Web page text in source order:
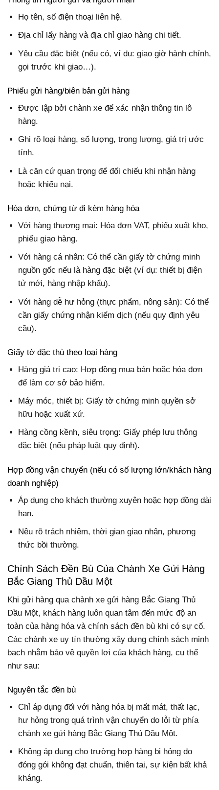
Họ tên, số điện thoại liên hệ.
Địa chỉ lấy hàng và địa chỉ giao hàng chi tiết.
Yêu cầu đặc biệt (nếu có, ví dụ: giao giờ hành chính,
gọi trước khi giao…).
Phiếu gửi hàng/biên bản gửi hàng
Được lập bởi chành xe để xác nhận thông tin lô
hàng.
Ghi rõ loại hàng, số lượng, trọng lượng, giá trị ước
tính.
Là căn cứ quan trọng để đối chiếu khi nhận hàng
hoặc khiếu nại.
Hóa đơn, chứng từ đi kèm hàng hóa
Với hàng thương mại: Hóa đơn VAT, phiếu xuất kho,
phiếu giao hàng.
Với hàng cá nhân: Có thể cần giấy tờ chứng minh
nguồn gốc nếu là hàng đặc biệt (ví dụ: thiết bị điện
tử mới, hàng nhập khẩu).
Với hàng dễ hư hỏng (thực phẩm, nông sản): Có thể
cần giấy chứng nhận kiểm dịch (nếu quy định yêu
cầu).
Giấy tờ đặc thù theo loại hàng
Hàng giá trị cao: Hợp đồng mua bán hoặc hóa đơn
để làm cơ sở bảo hiểm.
Máy móc, thiết bị: Giấy tờ chứng minh quyền sở
hữu hoặc xuất xứ.
Hàng cồng kềnh, siêu trọng: Giấy phép lưu thông
đặc biệt (nếu pháp luật quy định).
Hợp đồng vận chuyển (nếu có số lượng lớn/khách hàng
doanh nghiệp)
Áp dụng cho khách thường xuyên hoặc hợp đồng dài
hạn.
Nêu rõ trách nhiệm, thời gian giao nhận, phương
thức bồi thường.
Chính Sách Đền Bù Của Chành Xe Gửi Hàng
Bắc Giang Thủ Dầu Một
Khi gửi hàng qua chành xe gửi hàng Bắc Giang Thủ
Dầu Một, khách hàng luôn quan tâm đến mức độ an
toàn của hàng hóa và chính sách đền bù khi có sự cố.
Các chành xe uy tín thường xây dựng chính sách minh
bạch nhằm bảo vệ quyền lợi của khách hàng, cụ thể
như sau:
Nguyên tắc đền bù
Chỉ áp dụng đối với hàng hóa bị mất mát, thất lạc,
hư hỏng trong quá trình vận chuyển do lỗi từ phía
chành xe gửi hàng Bắc Giang Thủ Dầu Một.
Không áp dụng cho trường hợp hàng bị hỏng do
đóng gói không đạt chuẩn, thiên tai, sự kiện bất khả
kháng.